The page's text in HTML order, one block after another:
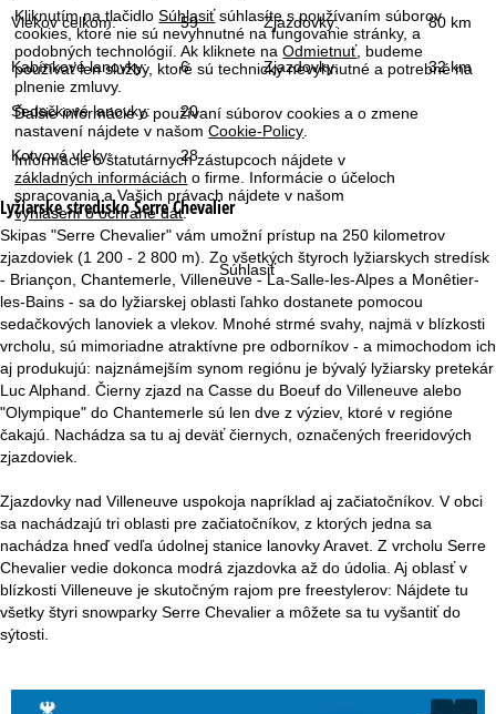
Kliknutím na tlačidloSúhlasiťsúhlasíte s používaním súborov
cookies, ktoré nie sú nevyhnutné na fungovanie stránky, a
podobných technológií. Ak kliknete naOdmietnuť, budeme
používať len služby, ktoré sú technicky nevyhnutné a potrebné na
plnenie zmluvy.
Ďalšie informácie o používaní súborov cookies a o zmene
nastavení nájdete v našomCookie-Policy
Informácie o štatutárnych zástupcoch nájdete v
základných informáciách o firme. Informácie o účeloch
spracovania a Vašich právach nájdete v našom
vyhlásení o ochrane dát.
Súhlasiť
t
r
á
n
k
a
Vlekov celkom: 59 Zjazdovky: 80 km
Kabínkové lanovky: 6 Zjazdovky: 32 km
Sedačkové lanovky: 20
Kotvové vleky: 28
Lyžiarske strediskoSerre Chevalier
Skipas "Serre Chevalier" vám umožní prístup na 250 kilometrov
zjazdoviek (1 200 - 2 800 m). Zo všetkých štyroch lyžiarskych stredísk
- Briançon, Chantemerle, Villeneuve - La-Salle-les-Alpes a Monêtier-
les-Bains - sa do lyžiarskej oblasti ľahko dostanete pomocou
sedačkových lanoviek a vlekov. Mnohé strmé svahy, najmä v blízkosti
vrcholu, sú mimoriadne atraktívne pre odborníkov - a mimochodom ich
aj produkujú: najznámejším synom regiónu je bývalý lyžiarsky pretekár
Luc Alphand. Čierny zjazd na Casse du Boeuf do Villeneuve alebo
"Olympique" do Chantemerle sú len dve z výziev, ktoré v regióne
čakajú. Nachádza sa tu aj deväť čiernych, označených freeridových
zjazdoviek.
Zjazdovky nad Villeneuve uspokoja napríklad aj začiatočníkov. V obci
sa nachádzajú tri oblasti pre začiatočníkov, z ktorých jedna sa
nachádza hneď vedľa údolnej stanice lanovky Aravet. Z vrcholu Serre
Chevalier vedie dokonca modrá zjazdovka až do údolia. Aj oblasť v
blízkosti Villeneuve je skutočným rajom pre freestylerov: Nájdete tu
všetky štyri snowparky Serre Chevalier a môžete sa tu vyšantiť do
sýtosti.